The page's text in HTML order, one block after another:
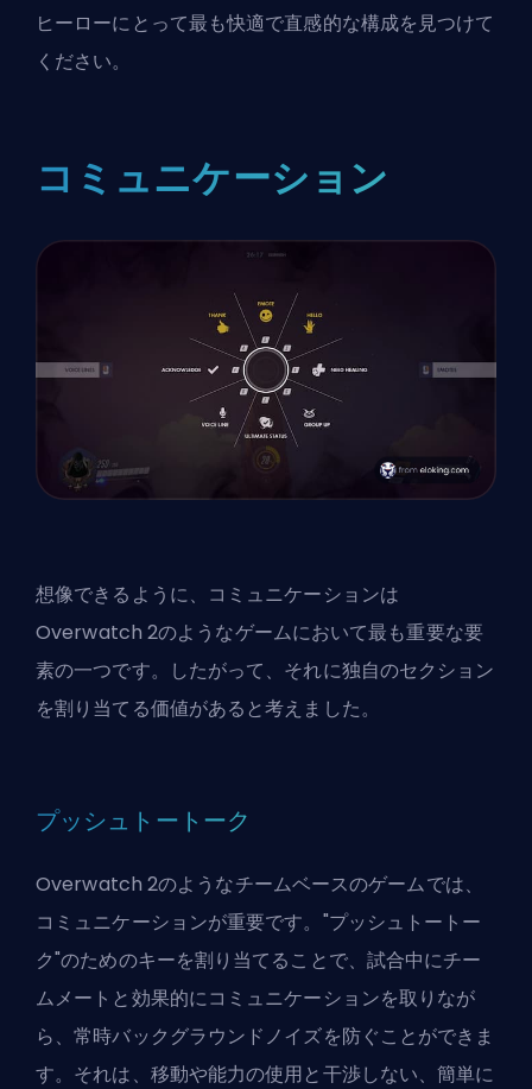
ヒーローにとって最も快適で直感的な構成を見つけて
ください。
コミュニケーション
想像できるように、コミュニケーションは
Overwatch 2のようなゲームにおいて最も重要な要
素の一つです。したがって、それに独自のセクション
を割り当てる価値があると考えました。
プッシュトートーク
Overwatch 2のようなチームベースのゲームでは、
コミュニケーションが重要です。"プッシュトートー
ク"のためのキーを割り当てることで、試合中にチー
ムメートと効果的にコミュニケーションを取りなが
ら、常時バックグラウンドノイズを防ぐことができま
す。それは、移動や能力の使用と干渉しない、簡単に